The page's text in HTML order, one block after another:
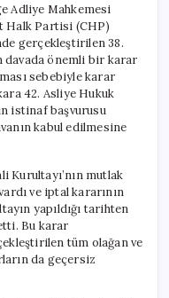
Kritik
İptal
Kararı
Açıklandı!
için
Adliye Mahkemesi
Halk Partisi (CHP)
gerçekleştirilen 38.
davada önemli bir karar
sebebiyle karar
42. Asliye Hukuk
istinaf başvurusu
kabul edilmesine
Kurultayı’nın mutlak
ve iptal kararının
yapıldığı tarihten
Bu karar
tüm olağan ve
da geçersiz